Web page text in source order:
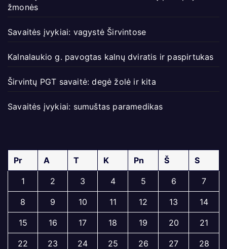
žmonės
Savaitės įvykiai: vagystė Širvintose
Kalnalaukio g. pavogtas kalnų dviratis ir paspirtukas
Širvintų PGT savaitė: degė žolė ir kita
Savaitės įvykiai: sumuštas paramedikas
Pr A T K Pn Š S
1 2 3 4 5 6 7
8 9 10 11 12 13 14
15 16 17 18 19 20 21
22 23 24 25 26 27 28